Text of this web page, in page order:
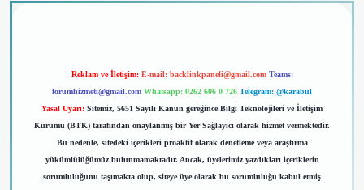
Reklam ve İletişim: E-mail: backlinkpaneli@gmail.com Teams:
forumhizmeti@gmail.com Whatsapp: 0262 606 0 726 Telegram: @karabul
Yasal Uyarı: Sitemiz, 5651 Sayılı Kanun gereğince Bilgi Teknolojileri ve İletişim
Kurumu (BTK) tarafından onaylanmış bir Yer Sağlayıcı olarak hizmet vermektedir.
Bu nedenle, sitedeki içerikleri proaktif olarak denetleme veya araştırma
yükümlülüğümüz bulunmamaktadır. Ancak, üyelerimiz yazdıkları içeriklerin
sorumluluğunu taşımakta olup, siteye üye olarak bu sorumluluğu kabul etmiş